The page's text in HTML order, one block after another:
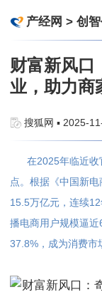
产经网 > 创
财富新风口
业，助力商
搜狐网 ▪ 2025-
在2025年临近
点。根据《中国新
15.5万亿元，连续
播电商用户规模逼
37.8%，成为消费市